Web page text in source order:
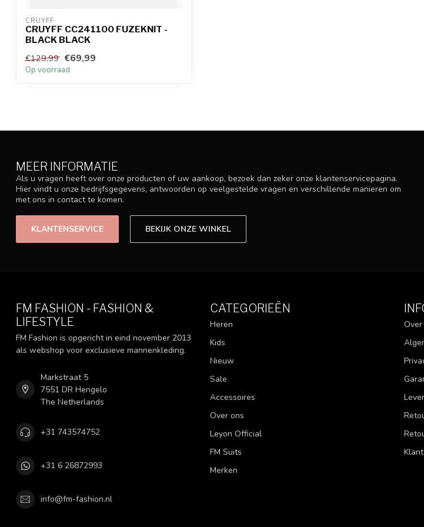
CRUYFF
CRUYFF CC241100 FUZEKNIT -
BLACK BLACK
€129,99 €69,99
Op voorraad
MEER INFORMATIE
Als u vragen heeft over onze producten of uw aankoop, bezoek dan zeker onze klantenservicepagina.
Hier vindt u onze bedrijfsgegevens, antwoorden op veelgestelde vragen en verschillende manieren om
met ons in contact te komen.
KLANTENSERVICE BEKIJK ONZE WINKEL
FM FASHION - FASHION &
LIFESTYLE
FM Fashion is opgericht in eind november 2013
als webshop voor exclusieve mannenkleding.
Markstraat 5
7551 DR Hengelo
The Netherlands
+31 743574752
+31 6 26872993
info@fm-fashion.nl
CATEGORIEËN
Heren
Kids
Nieuw
Sale
Accessoires
Over ons
Leyon Official
FM Suits
Merken
Over